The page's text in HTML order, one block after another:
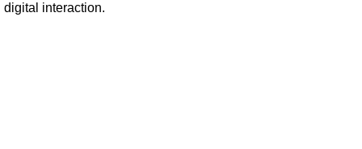
digital interaction.